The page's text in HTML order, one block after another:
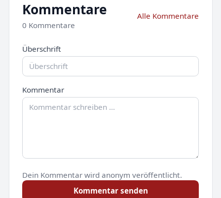
Kommentare
0 Kommentare
Alle Kommentare
Überschrift
Kommentar
Dein Kommentar wird anonym veröffentlicht.
Kommentar senden